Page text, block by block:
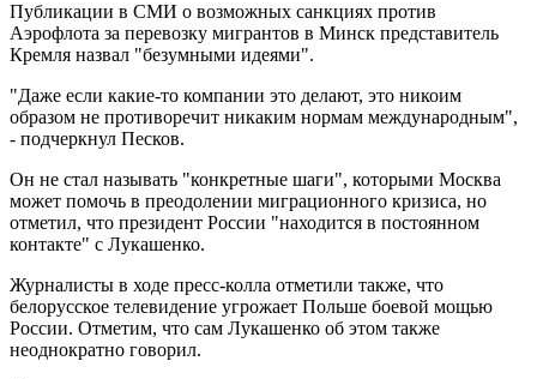
Публикации в СМИ о возможных санкциях против
Аэрофлота за перевозку мигрантов в Минск представитель
Кремля назвал "безумными идеями".
"Даже если какие-то компании это делают, это никоим
образом не противоречит никаким нормам международным",
- подчеркнул Песков.
Он не стал называть "конкретные шаги", которыми Москва
может помочь в преодолении миграционного кризиса, но
отметил, что президент России "находится в постоянном
контакте" с Лукашенко.
Журналисты в ходе пресс-колла отметили также, что
белорусское телевидение угрожает Польше боевой мощью
России. Отметим, что сам Лукашенко об этом также
неоднократно говорил.